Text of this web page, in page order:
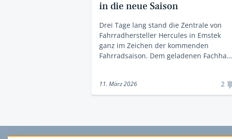
in die neue Saison
Drei Tage lang stand die Zentrale von
Fahrradhersteller Hercules in Emstek
ganz im Zeichen der kommenden
Fahrradsaison. Dem geladenen Fachha…
11. März 2026 2